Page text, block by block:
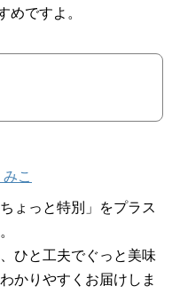
めですよ。
こ
ょっと特別」をプラス
ひと工夫でぐっと美味
かりやすくお届けしま